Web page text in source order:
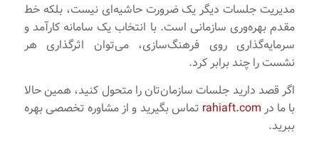
مدیریت جلسات دیگر یک ضرورت حاشیه‌ای نیست، بلکه خط
مقدم بهره‌وری سازمانی است. با انتخاب یک سامانه کارآمد و
سرمایه‌گذاری روی فرهنگ‌سازی، می‌توان اثرگذاری هر
نشست را چند برابر کرد.
اگر قصد دارید جلسات سازمان‌تان را متحول کنید، همین حالا
با ما در rahiaft.com تماس بگیرید و از مشاوره تخصصی بهره
ببرید.